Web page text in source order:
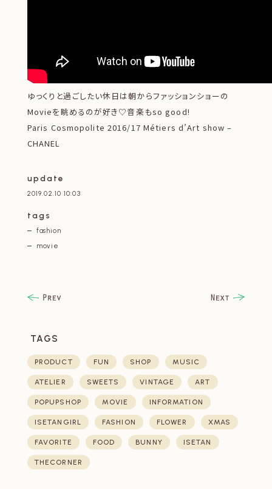
ゆっくりと過ごしたい休日は朝からファッションショーの
Movieを眺めるのが好き♡音楽もso good!
Paris Cosmopolite 2016/17 Métiers d’Art show –
CHANEL
update
2019.02.10 10:03
tags
fashion
movie
TAGS
PRODUCT FUN SHOP MUSIC
ATELIER SWEETS VINTAGE ART
POPUPSHOP MOVIE INFORMATION
ISETANGIRL FASHION FLOWER XMAS
FAVORITE FOOD BUNNY ISETAN
THECORNER